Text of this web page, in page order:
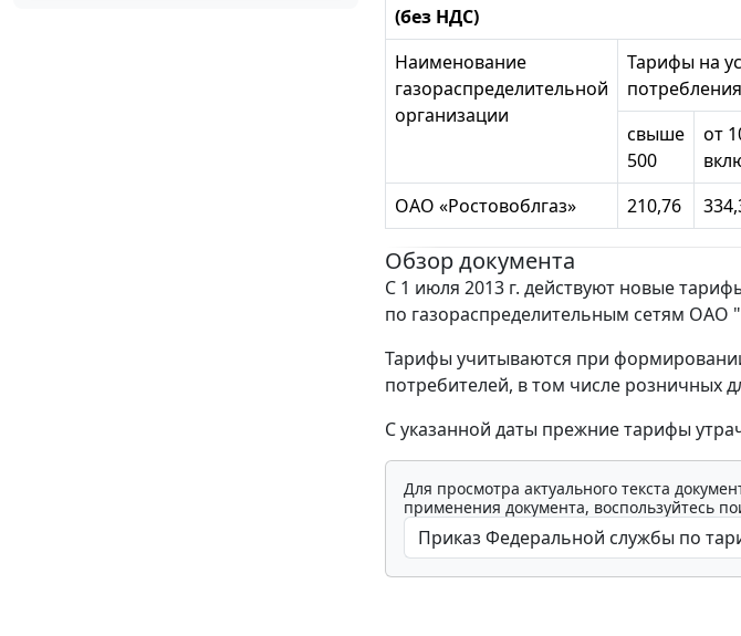
(без НДС)
Наименование
газораспределительной
организации
Тарифы на
свыше
500
от
ОАО «Ростовоблгаз»
210,76
Обзор документа
С 1 июля 2013 г. действуют новые
по газораспределительным сетям ОАО
Тарифы учитываются при
потребителей, в том числе розничных
С указанной даты прежние тарифы
Для просмотра актуального текста
применения документа, воспользуйтесь